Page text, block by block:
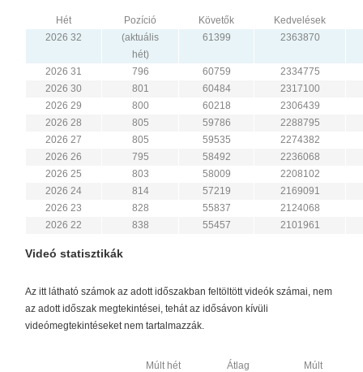
Hét Pozíció Követők
Kedvelések
2026 32
(aktuális
hét)
61399 2363870
2026 31 796 60759
2334775
2026 30
801 60484
2317100
2026 29
800 60218
2306439
2026 28
805 59786
2288795
2026 27
805 59535
2274382
2026 26
795 58492
2236068
2026 25
803 58009
2208102
2026 24
814 57219
2169091
2026 23
828 55837
2124068
2026 22
838 55457 2101961
Videó statisztikák
Az itt látható számok az adott időszakban feltöltött videók számai, nem
az adott időszak megtekintései, tehát az idősávon kívüli
videómegtekintéseket nem tartalmazzák.
Múlt hét
Átlag
Múlt